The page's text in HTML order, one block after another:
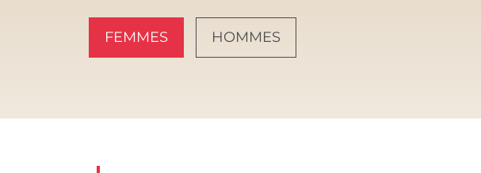
FEMMES HOMMES